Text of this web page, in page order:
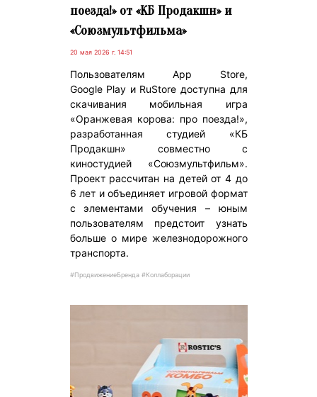
поезда!» от «КБ Продакшн» и
«Союзмультфильма»
20 мая 2026 г. 14:51
Пользователям App Store,
Google Play и RuStore доступна для
скачивания мобильная игра
«Оранжевая корова: про поезда!»,
разработанная студией «КБ
Продакшн» совместно с
киностудией «Союзмультфильм».
Проект рассчитан на детей от 4 до
6 лет и объединяет игровой формат
с элементами обучения – юным
пользователям предстоит узнать
больше о мире железнодорожного
транспорта.
#ПродвижениеБренда #Коллаборации